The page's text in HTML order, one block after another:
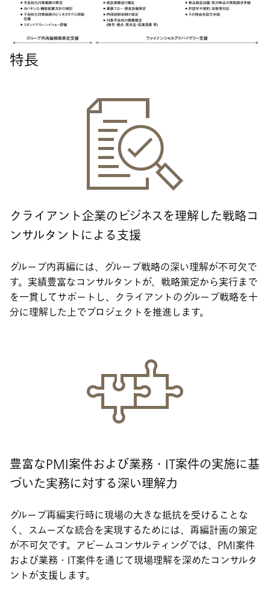
特長
クライアント企業のビジネスを理解した戦略コ
ンサルタントによる支援
グループ内再編には、グループ戦略の深い理解が不可欠で
す。実績豊富なコンサルタントが、戦略策定から実行まで
を一貫してサポートし、クライアントのグループ戦略を十
分に理解した上でプロジェクトを推進します。
豊富なPMI案件および業務・IT案件の実施に基
づいた実務に対する深い理解力
グループ再編実行時に現場の大きな抵抗を受けることな
く、スムーズな統合を実現するためには、再編計画の策定
が不可欠です。アビームコンサルティングでは、PMI案件
および業務・IT案件を通じて現場理解を深めたコンサルタ
ントが支援します。